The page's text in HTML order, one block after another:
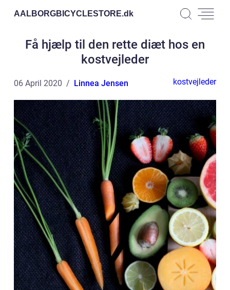
AALBORGBICYCLESTORE.dk
Få hjælp til den rette diæt hos en
kostvejleder
06 April 2020 Linnea Jensen kostvejleder